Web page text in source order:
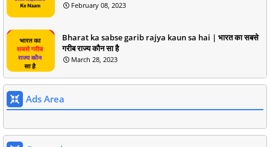
February 08, 2023
Bharat ka sabse garib rajya kaun sa hai | भारत का सबसे
गरीब राज्य कौन सा है
March 28, 2023
Ads Area